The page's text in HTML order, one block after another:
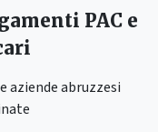
PAC e
aziende abruzzesi